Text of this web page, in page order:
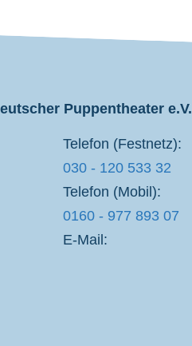
Puppentheater e.V.
Telefon (Festnetz):
030 - 120 533 32
Telefon (Mobil):
0160 - 977 893 07
E-Mail: